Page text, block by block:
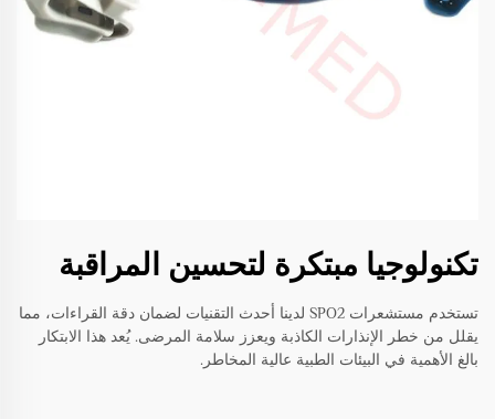
تكنولوجيا مبتكرة لتحسين المراقبة
تستخدم مستشعرات SPO2 لدينا أحدث التقنيات لضمان دقة القراءات، مما
يقلل من خطر الإنذارات الكاذبة ويعزز سلامة المرضى. يُعد هذا الابتكار
بالغ الأهمية في البيئات الطبية عالية المخاطر.